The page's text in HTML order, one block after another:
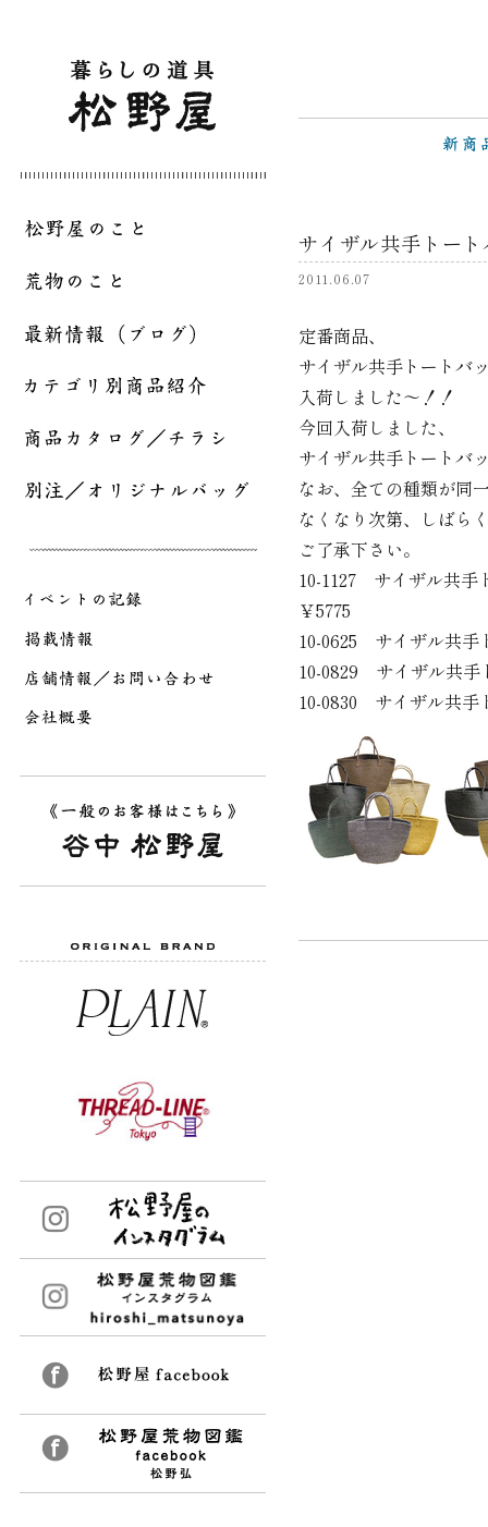
サイザル共手トー
2011.06.07
定番商品、
サイザル共手トートバ
入荷しました～！！
今回入荷しました、
サイザル共手トートバ
なお、全ての種類が同
なくなり次第、しばら
ご了承下さい。
10-1127 サイザル共
￥5775
10-0625 サイザル共
10-0829 サイザル共
10-0830 サイザル共